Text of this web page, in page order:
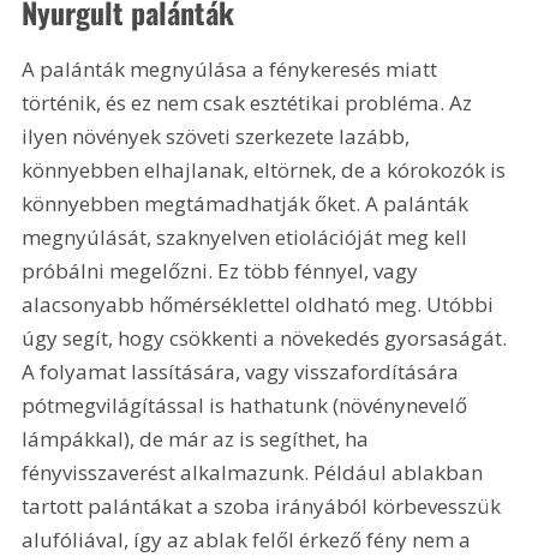
Nyurgult palánták
A palánták megnyúlása a fénykeresés miatt
történik, és ez nem csak esztétikai probléma. Az
ilyen növények szöveti szerkezete lazább,
könnyebben elhajlanak, eltörnek, de a kórokozók is
könnyebben megtámadhatják őket. A palánták
megnyúlását, szaknyelven etiolációját meg kell
próbálni megelőzni. Ez több fénnyel, vagy
alacsonyabb hőmérséklettel oldható meg. Utóbbi
úgy segít, hogy csökkenti a növekedés gyorsaságát.
A folyamat lassítására, vagy visszafordítására
pótmegvilágítással is hathatunk (növénynevelő
lámpákkal), de már az is segíthet, ha
fényvisszaverést alkalmazunk. Például ablakban
tartott palántákat a szoba irányából körbevesszük
alufóliával, így az ablak felől érkező fény nem a